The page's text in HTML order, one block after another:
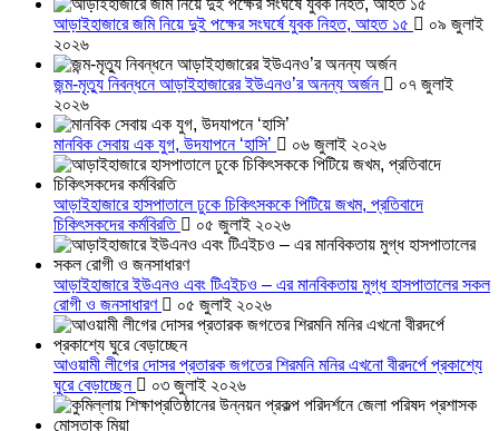
আড়াইহাজারে জমি নিয়ে দুই পক্ষের সংঘর্ষে যুবক নিহত, আহত ১৫
০৯ জুলাই
২০২৬
জন্ম-মৃত্যু নিবন্ধনে আড়াইহাজারের ইউএনও’র অনন্য অর্জন
০৭ জুলাই
২০২৬
মানবিক সেবায় এক যুগ, উদযাপনে ‘হাসি’ ০৬ জুলাই ২০২৬
আড়াইহাজারে হাসপাতালে ঢুকে চিকিৎসককে পিটিয়ে জখম, প্রতিবাদে
চিকিৎসকদের কর্মবিরতি
০৫ জুলাই ২০২৬
আড়াইহাজারে ইউএনও এবং টিএইচও – এর মানবিকতায় মুগ্ধ হাসপাতালের সকল
রোগী ও জনসাধারণ
০৫ জুলাই ২০২৬
আওয়ামী লীগের দোসর প্রতারক জগতের শিরমনি মনির এখনো বীরদর্পে প্রকাশ্যে
ঘুরে বেড়াচ্ছেন
০৩ জুলাই ২০২৬